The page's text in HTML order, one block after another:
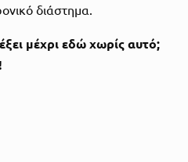
διάστημα.
μέχρι εδώ χωρίς αυτό;